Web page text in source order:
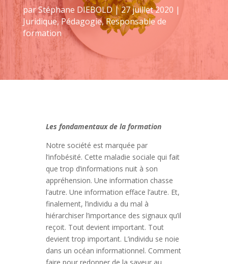
parStéphane DIEBOLD|27 juillet 2020 |
Juridique,Pédagogie,Responsable de
formation
Les fondamentaux de la formation
Notre société est marquée par
l’infobésité. Cette maladie sociale qui fait
que trop d’informations nuit à son
appréhension. Une information chasse
l’autre. Une information efface l’autre. Et,
finalement, l’individu a du mal à
hiérarchiser l’importance des signaux qu’il
reçoit. Tout devient important. Tout
devient trop important. L’individu se noie
dans un océan informationnel. Comment